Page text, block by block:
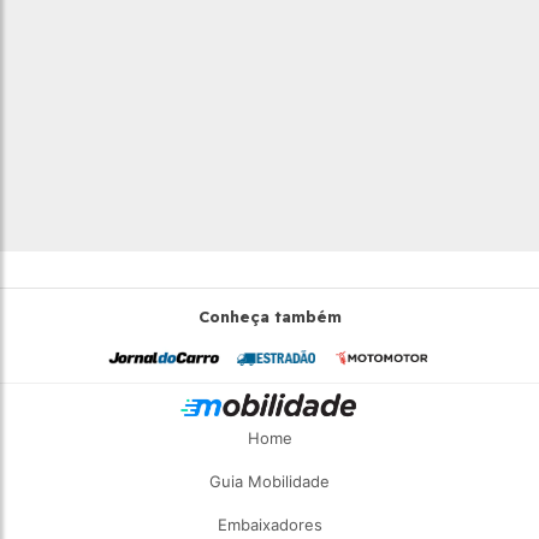
Conheça também
Home
Guia Mobilidade
Embaixadores